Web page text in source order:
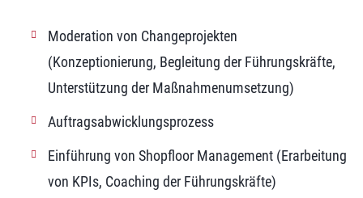
Moderation von Changeprojekten
(Konzeptionierung, Begleitung der Führungskräfte,
Unterstützung der Maßnahmenumsetzung)
Auftragsabwicklungsprozess
Einführung von Shopfloor Management (Erarbeitung
von KPIs, Coaching der Führungskräfte)